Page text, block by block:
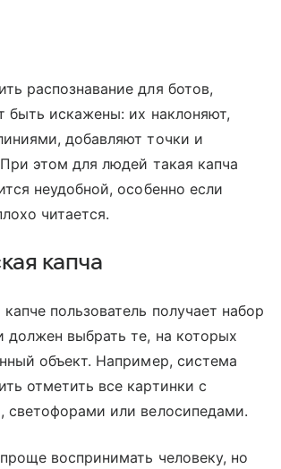
распознавание для ботов,
быть искажены: их наклоняют,
добавляют точки и
этом для людей такая капча
неудобной, особенно если
читается.
капча
пользователь получает набор
должен выбрать те, на которых
объект. Например, система
отметить все картинки с
светофорами или велосипедами.
воспринимать человеку, но